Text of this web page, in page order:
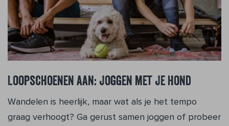
Loopschoenen aan: joggen met je hond
Wandelen is heerlijk, maar wat als je het tempo
graag verhoogt? Ga gerust samen joggen of probeer